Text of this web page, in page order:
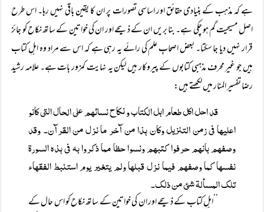
ہے کہ مذہب کے بنیادی حقائق اور اساسی تصورات پر ان کا یقین باقی نہیں رہا۔ اس طرح
اصل مسیحیت گم ہو چکی ہے۔ بنا بریں ان کے ذبیحے اور ان کی خواتین کے ساتھ نکاح کو جائز
قرار نہیں دیا جا سکتا۔ بعض اصحابِ علم کی رائے یہ رہی ہے کہ اس سے مراد وہ اہلِ کتاب
ہیں جو غیر محرف مذہبی کتابوں کے پیروکار ہیں لیکن یہ نہایت کمزور بات ہے۔ علامہ رشید
رضا تفسیر المنار میں لکھتے ہیں:
قد احل اکل طعام اہل الکتاب و نکاح نسائہم علی الحال التی کانو
اعلیہا فی زمن التنزیل وکان ہذا من آخر ما نزل من القرآن۔ وقد
وصفہم بانہم حرفوا کتبہم ونسوا حظا مما ذکروا بہ فی ہذہ السورۃ
نفسہا کما وصفہم فیما نزل قبلہا ولم یتغیر یوم استنبط الفقہاء
تلک المسألۃ شئ من ذلک۔
’’اہلِ کتاب کے ذبیحے اور ان کی خواتین کے ساتھ نکاح کو اس حال کے